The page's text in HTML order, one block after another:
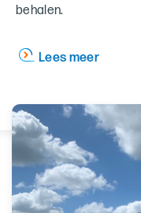
behalen.
Lees meer